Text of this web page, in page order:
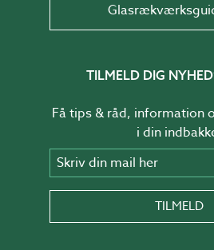
TILMELD DIG
Få tips & råd, information
i din
Skriv din mail her
TILMELD